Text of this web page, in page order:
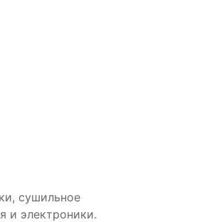
сушильное
и электроники.